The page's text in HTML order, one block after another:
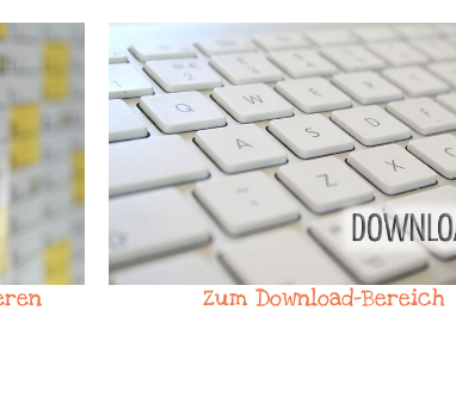
Zum Download-Bereich